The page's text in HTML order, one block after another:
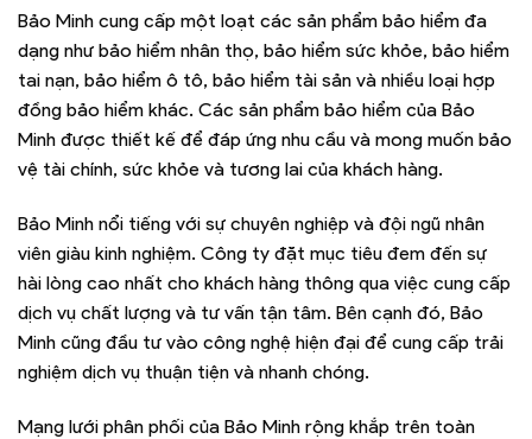
Bảo Minh cung cấp một loạt các sản phẩm bảo hiểm đa
dạng như bảo hiểm nhân thọ, bảo hiểm sức khỏe, bảo hiểm
tai nạn, bảo hiểm ô tô, bảo hiểm tài sản và nhiều loại hợp
đồng bảo hiểm khác. Các sản phẩm bảo hiểm của Bảo
Minh được thiết kế để đáp ứng nhu cầu và mong muốn bảo
vệ tài chính, sức khỏe và tương lai của khách hàng.
Bảo Minh nổi tiếng với sự chuyên nghiệp và đội ngũ nhân
viên giàu kinh nghiệm. Công ty đặt mục tiêu đem đến sự
hài lòng cao nhất cho khách hàng thông qua việc cung cấp
dịch vụ chất lượng và tư vấn tận tâm. Bên cạnh đó, Bảo
Minh cũng đầu tư vào công nghệ hiện đại để cung cấp trải
nghiệm dịch vụ thuận tiện và nhanh chóng.
Mạng lưới phân phối của Bảo Minh rộng khắp trên toàn